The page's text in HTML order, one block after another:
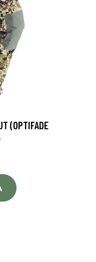
(OPTIFADE